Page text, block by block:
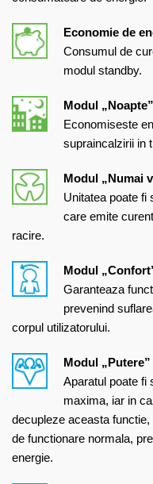
Economie de
Consumul de
modul standby.
Modul „Noapte”
Economiseste
supraincalzirii in
Modul „Numai
Unitatea poate fi
care emite
racire.
Modul
Garanteaza
prevenind
corpul utilizatorului.
Modul „Putere”
Aparatul poate fi
maxima, iar in
decupleze aceasta
de functionare normala,
energie.